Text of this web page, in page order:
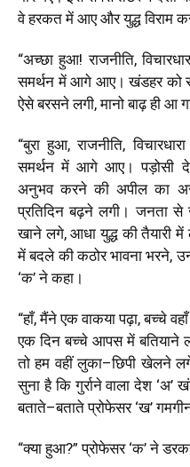
वे हरकत में आए और युद्ध विराम
“अच्छा हुआ!राजनीति,
समर्थन में आगे आए। खंडहर को
ऐसे बरसने लगी,मानो बाढ़ ही आ
“बुरा हुआ,राजनीति,विचारधारा
समर्थन में आगे आए। पड़ोसी
अनुभव करने की अपील का
प्रतिदिन बढ़ने लगी। जनता से
खाने लगे,आधा युद्ध की तैयारी में
में बदले की कठोर भावना भरने,
‘क’ने कहा।
“हाँ,मैंने एक वाकया पढ़ा,बच्चे वहाँ
एक दिन बच्चे आपस में बतियाने
तो हम वहीं लुका–छिपी खेलने
सुना है कि गुर्राने वाला देश‘अ’
बताते–बताते प्रोफेसर‘ख’
“क्या हुआ?”प्रोफेसर‘क’ने